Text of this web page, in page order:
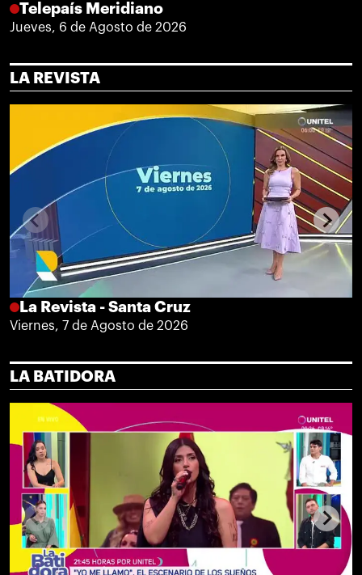
Telepaís Meridiano
Jueves, 6 de Agosto de 2026
LA REVISTA
La Revista - Santa Cruz
Viernes, 7 de Agosto de 2026
LA BATIDORA